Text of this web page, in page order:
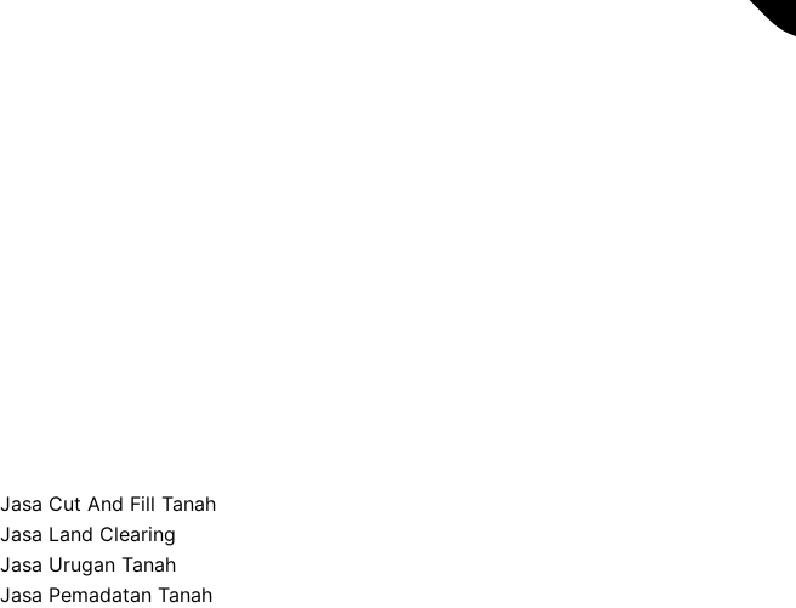
Jasa Cut And Fill Tanah
Jasa Land Clearing
Jasa Urugan Tanah
Jasa Pemadatan Tanah